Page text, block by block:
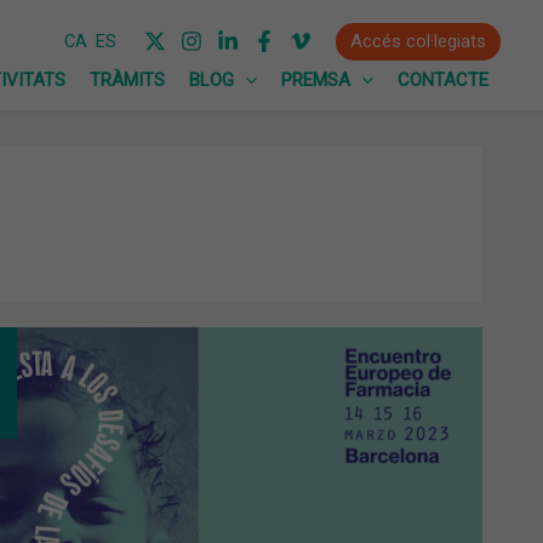
CA ES
Accés col·legiats
TRÀMITS BLOG PREMSA CONTACTE